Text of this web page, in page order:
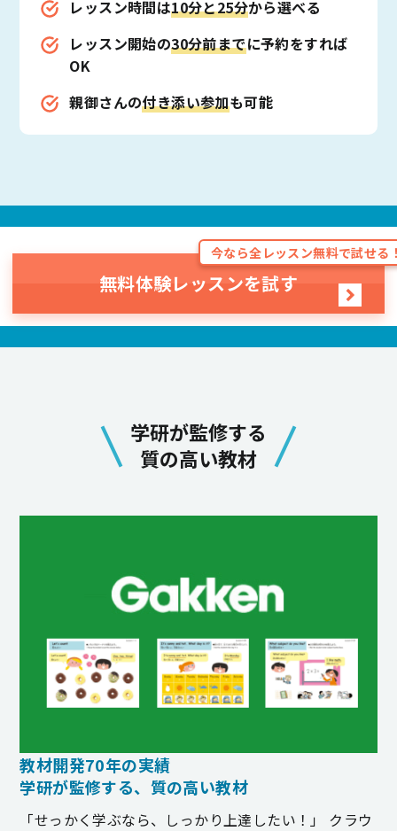
レッスン時間は10分と25分から選べる
レッスン開始の30分前までに予約をすれば
OK
親御さんの付き添い参加も可能
今なら全レッスン無料で試せる
無料体験レッスンを試す
学研が監修する
質の高い教材
教材開発70年の実績
学研が監修する、質の高い教材
「せっかく学ぶなら、しっかり上達したい！」 クラウ